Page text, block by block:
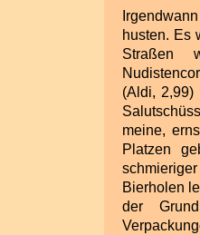
husten. Es
Straßen
(Aldi,
meine,
Platzen
Bierholen
der